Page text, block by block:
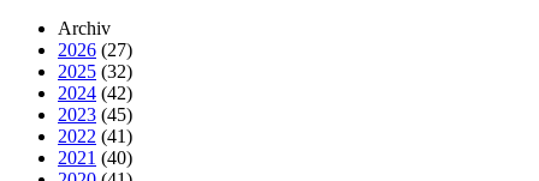
Archiv
2026 (27)
2025 (32)
2024 (42)
2023 (45)
2022 (41)
2021 (40)